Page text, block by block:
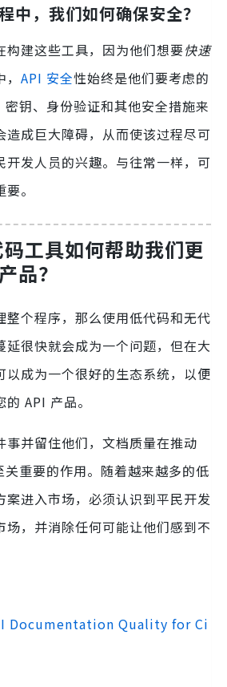
中，我们如何确保安全？
构建这些工具，因为他们想要快速
API 安全性始终是他们要考虑的
钥、身份验证和其他安全措施来
造成巨大障碍，从而使该过程尽可
开发人员的兴趣。与往常一样，可
。
工具如何帮助我们更
品？
整个程序，那么使用低代码和无代
延很快就会成为一个问题，但在大
以成为一个很好的生态系统，以便
API 产品。
事并留住他们，文档质量在推动
重要的作用。随着越来越多的低
案进入市场，必须认识到平民开发
场，并消除任何可能让他们感到不
Documentation Quality for Ci